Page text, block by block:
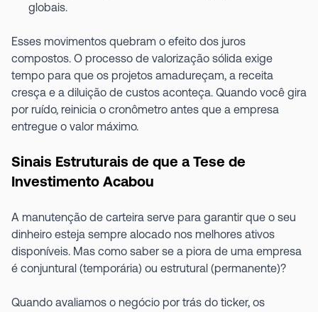
globais.
Esses movimentos quebram o efeito dos juros
compostos. O processo de valorização sólida exige
tempo para que os projetos amadureçam, a receita
cresça e a diluição de custos aconteça. Quando você gira
por ruído, reinicia o cronômetro antes que a empresa
entregue o valor máximo.
Sinais Estruturais de que a Tese de
Investimento Acabou
A manutenção de carteira serve para garantir que o seu
dinheiro esteja sempre alocado nos melhores ativos
disponíveis. Mas como saber se a piora de uma empresa
é conjuntural (temporária) ou estrutural (permanente)?
Quando avaliamos o negócio por trás do ticker, os